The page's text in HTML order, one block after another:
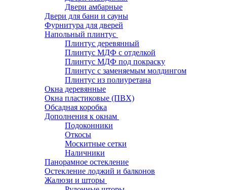
Двери амбарные
Двери для бани и сауны
Фурнитура для дверей
Напольный плинтус
Плинтус деревянный
Плинтус МДФ с отделкой
Плинтус МДФ под покраску
Плинтус с заменяемым молдингом
Плинтус из полиуретана
Окна деревянные
Окна пластиковые (ПВХ)
Обсадная коробка
Дополнения к окнам
Подоконники
Откосы
Москитные сетки
Наличники
Панорамное остекление
Остекление лоджий и балконов
Жалюзи и шторы